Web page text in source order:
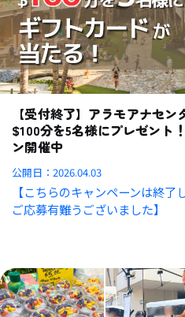
【受付終了】アラモアナセ
$100分を5名様にプレゼント
ン開催中
公開日：2026.04.03
【こちらのキャンペーンは終
ご応募有難うございました】